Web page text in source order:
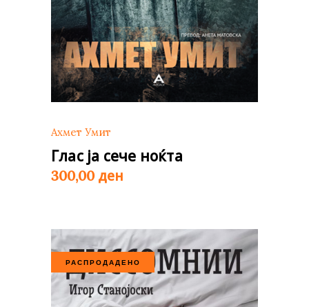
Ахмет Умит
Глас ја сече ноќта
300,00 ден
РАСПРОДАДЕНО